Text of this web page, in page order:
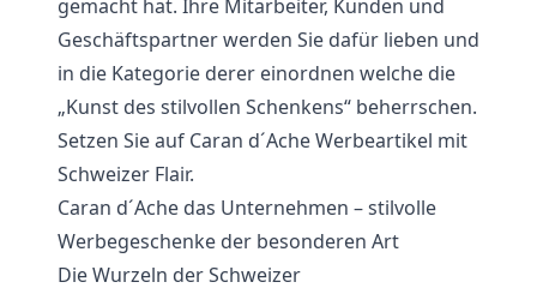
gemacht hat. Ihre Mitarbeiter, Kunden und
Geschäftspartner werden Sie dafür lieben und
in die Kategorie derer einordnen welche die
„Kunst des stilvollen Schenkens“ beherrschen.
Setzen Sie auf Caran d´Ache Werbeartikel mit
Schweizer Flair.
Caran d´Ache das Unternehmen – stilvolle
Werbegeschenke der besonderen Art
Die Wurzeln der Schweizer